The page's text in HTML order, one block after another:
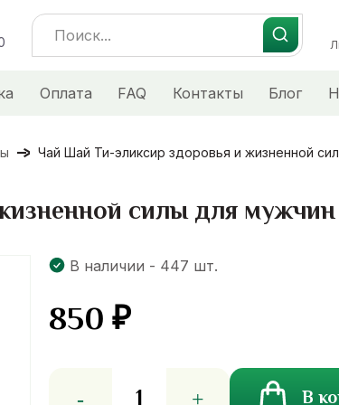
Search
for:
Оплата FAQ Контакты Блог
Чай Шай Ти-эликсир здоровья и жизненной
силы для
В наличии - 447 шт.
850₽
товара
В